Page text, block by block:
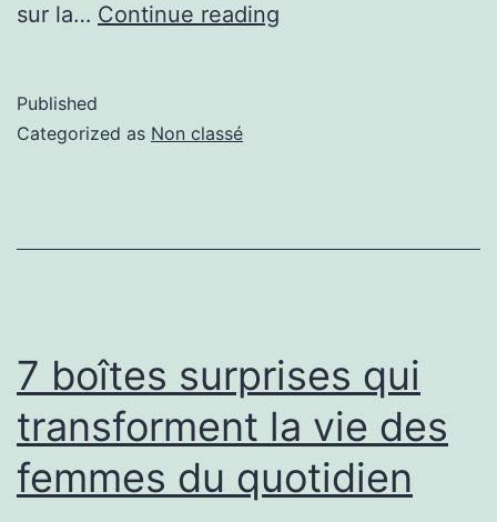
sur la… Continue reading
Published
Categorized as Non classé
7 boîtes surprises qui
transforment la vie des
femmes du quotidien